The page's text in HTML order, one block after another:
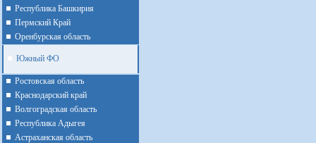
Республика Башкирия
Пермский Край
Оренбурская область
Южный ФО
Ростовская область
Краснодарский край
Волгоградская область
Республика Адыгея
Астраханская область